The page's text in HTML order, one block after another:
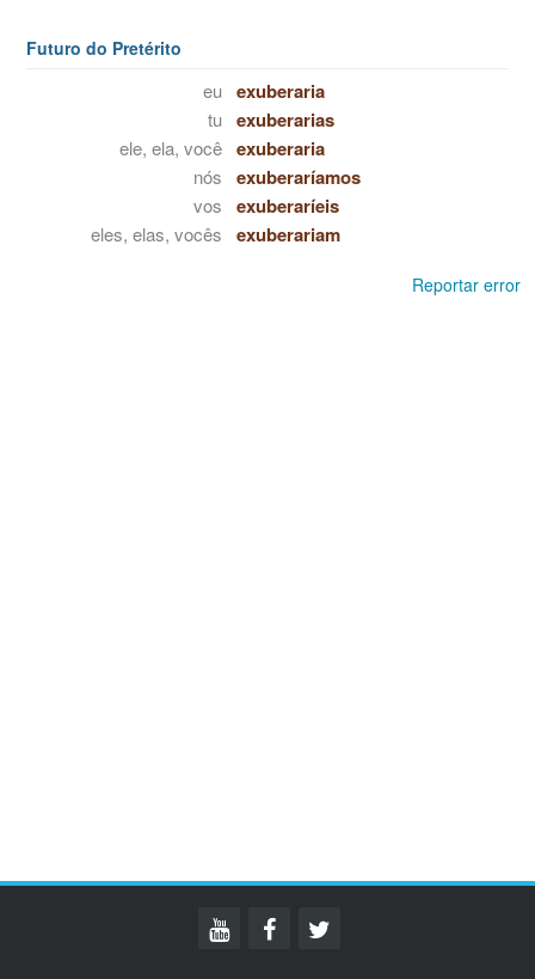
Futuro do Pretérito
eu exuberaria
tu exuberarias
ele, ela, você exuberaria
nós exuberaríamos
vos exuberaríeis
eles, elas, vocês exuberariam
Reportar error